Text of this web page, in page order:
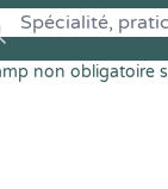
non obligatoire